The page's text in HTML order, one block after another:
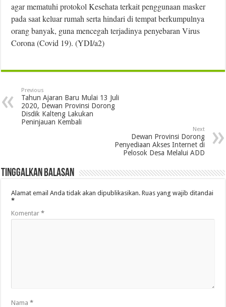
agar mematuhi protokol Kesehata terkait penggunaan masker
pada saat keluar rumah serta hindari di tempat berkumpulnya
orang banyak, guna mencegah terjadinya penyebaran Virus
Corona (Covid 19). (YDI/a2)
Previous
Tahun Ajaran Baru Mulai 13 Juli
2020, Dewan Provinsi Dorong
Disdik Kalteng Lakukan
Peninjauan Kembali
Next
Dewan Provinsi Dorong
Penyediaan Akses Internet di
Pelosok Desa Melalui ADD
Tinggalkan Balasan
Alamat email Anda tidak akan dipublikasikan. Ruas yang wajib ditandai
*
Komentar*
Nama*